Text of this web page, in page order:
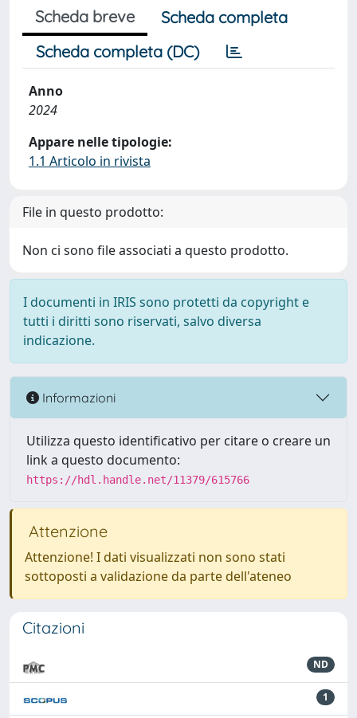
Scheda breve
Scheda completa
Scheda completa (DC)
Anno
2024
Appare nelle tipologie:
1.1 Articolo in rivista
File in questo prodotto:
Non ci sono file associati a questo prodotto.
I documenti in IRIS sono protetti da copyright e
tutti i diritti sono riservati, salvo diversa
indicazione.
Informazioni
Utilizza questo identificativo per citare o creare un
link a questo documento:
https://hdl.handle.net/11379/615766
Attenzione
Attenzione! I dati visualizzati non sono stati
sottoposti a validazione da parte dell'ateneo
Citazioni
ND
1